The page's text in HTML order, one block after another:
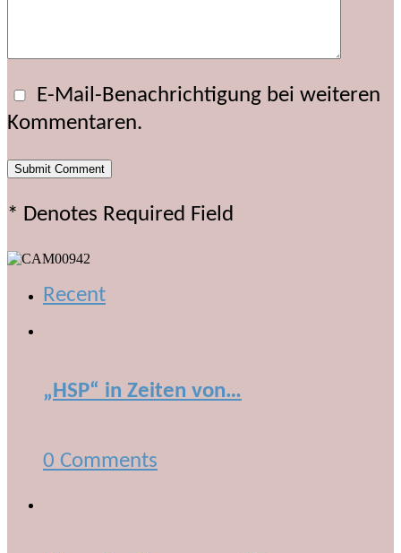
E-Mail-Benachrichtigung bei weiteren
Kommentaren.
* Denotes Required Field
Recent
„HSP“ in Zeiten von…
0 Comments